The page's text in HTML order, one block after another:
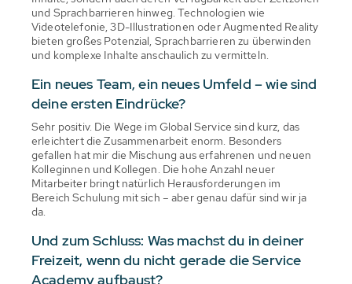
und Sprachbarrieren hinweg. Technologien wie
Videotelefonie, 3D-Illustrationen oder Augmented Reality
bieten großes Potenzial, Sprachbarrieren zu überwinden
und komplexe Inhalte anschaulich zu vermitteln.
Ein neues Team, ein neues Umfeld – wie sind
deine ersten Eindrücke?
Sehr positiv. Die Wege im Global Service sind kurz, das
erleichtert die Zusammenarbeit enorm. Besonders
gefallen hat mir die Mischung aus erfahrenen und neuen
Kolleginnen und Kollegen. Die hohe Anzahl neuer
Mitarbeiter bringt natürlich Herausforderungen im
Bereich Schulung mit sich – aber genau dafür sind wir ja
da.
Und zum Schluss: Was machst du in deiner
Freizeit, wenn du nicht gerade die Service
Academy aufbaust?